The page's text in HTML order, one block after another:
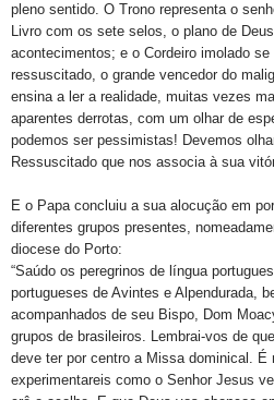
pleno sentido. O Trono representa o
Livro com os sete selos, o plano de
acontecimentos; e o Cordeiro imolado
ressuscitado, o grande vencedor do
ensina a ler a realidade, muitas vezes
aparentes derrotas, com um olhar de
podemos ser pessimistas! Devemos
Ressuscitado que nos associa à sua
E o Papa concluiu a sua alocução em
diferentes grupos presentes,
diocese do Porto:
“Saúdo os peregrinos de língua
portugueses de Avintes e Alpendurada,
acompanhados de seu Bispo, Dom
grupos de brasileiros. Lembrai-vos de
deve ter por centro a Missa dominical. É
experimentareis como o Senhor Jesus